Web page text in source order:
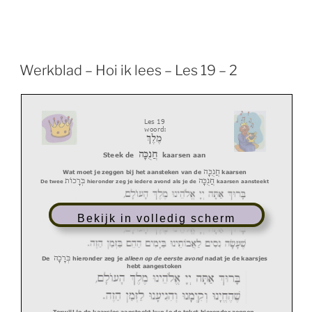
Werkblad – Hoi ik lees – Les 19 – 2
Bekijk in volledig scherm
L es 1 9
woord:
מֶלֶךְ
Steek de חֲנֻכָּה kaarsen aan
Wat moet je zeggen bij het aansteken van de חֲנֻכָּה kaarsen
De twee בְּרָּכוֹת hieronder zeg je iedere avond als je de חֲנֻכָּה kaarsen aansteekt
De בְּרָּכָּה hieronder zeg je alleen op de eerste avond nadat je de kaarsjes
hebt aangestoken